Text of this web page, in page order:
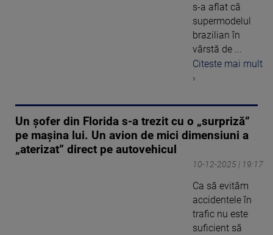
s-a aflat că
supermodelul
brazilian în
vârstă de ...
Citeste mai mult
›
Un șofer din Florida s-a trezit cu o „surpriză”
pe mașina lui. Un avion de mici dimensiuni a
„aterizat” direct pe autovehicul
10-12-2025 | 19:17
Ca să evităm
accidentele în
trafic nu este
suficient să